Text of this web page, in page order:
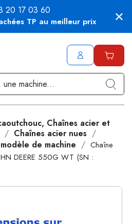
TP au meilleur prix
20 17 03 60
Chaînes acier et
Chaînes acier nues
de machine
Chaîne
DEERE 550G WT (SN :